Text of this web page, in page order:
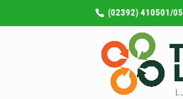
(02392) 410501/05